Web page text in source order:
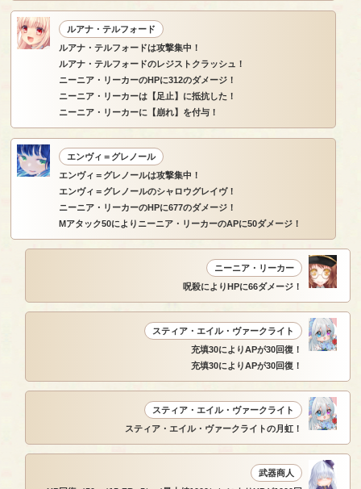
ルアナ・テルフォード
ルアナ・テルフォードは攻撃集中！
ルアナ・テルフォードのレジストクラッシュ！
ニーニア・リーカーのHPに312のダメージ！
ニーニア・リーカーは【足止】に抵抗した！
ニーニア・リーカーに【崩れ】を付与！
エンヴィ＝グレノール
エンヴィ＝グレノールは攻撃集中！
エンヴィ＝グレノールのシャロウグレイヴ！
ニーニア・リーカーのHPに677のダメージ！
Mアタック50によりニーニア・リーカーのAPに50ダメージ！
ニーニア・リーカー
呪殺によりHPに66ダメージ！
スティア・エイル・ヴァークライト
充填30によりAPが30回復！
充填30によりAPが30回復！
スティア・エイル・ヴァークライト
スティア・エイル・ヴァークライトの月虹！
武器商人